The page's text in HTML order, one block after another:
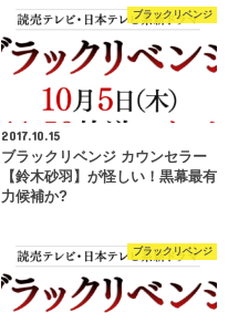
ブラックリベンジ
2017.10.15
ブラックリベンジ カウンセラー
【鈴木砂羽】が怪しい！黒幕最有
力候補か?
ブラックリベンジ